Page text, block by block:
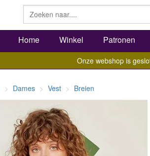
Home Winkel Patronen
Onze webshop is
Dames Vest Breien